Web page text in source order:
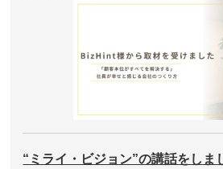
“ミライ・ビジョン”の講話をしま